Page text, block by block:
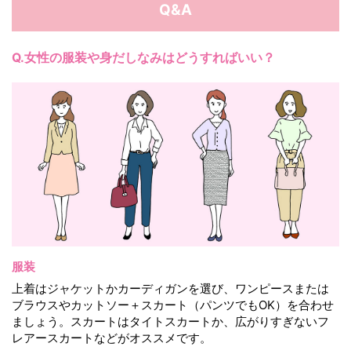
Q&A
Q.女性の服装や身だしなみはどうすればいい？
服装
上着はジャケットかカーディガンを選び、ワンピースまたは
ブラウスやカットソー＋スカート（パンツでもOK）を合わせ
ましょう。スカートはタイトスカートか、広がりすぎないフ
レアースカートなどがオススメです。